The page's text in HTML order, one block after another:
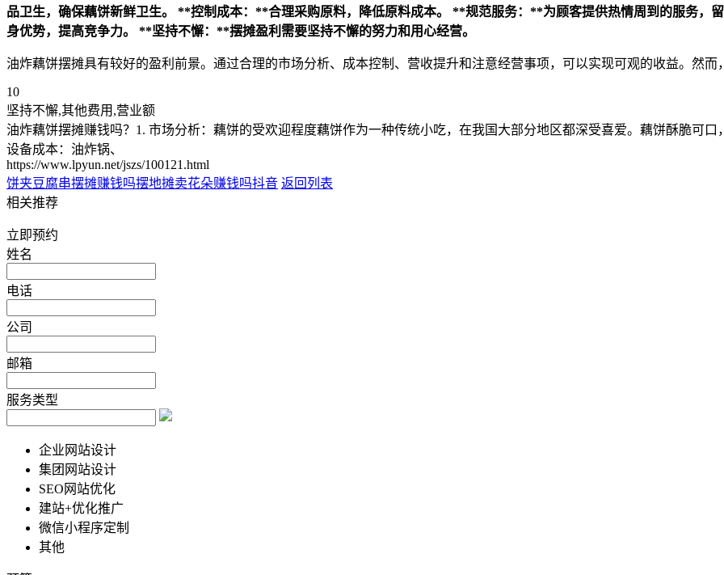
品卫生，确保藕饼新鲜卫生。
**控制成本：**合理采购原料，降低原料成本。
**规范服务：**为顾客提供热情周到的服务，
身优势，提高竞争力。
**坚持不懈：**摆摊盈利需要坚持不懈的努力和用心经营。
油炸藕饼摆摊具有较好的盈利前景。通过合理的市场分析、成本控制、营收提升和注意经营事项，可以实现可观的收益。然
10
坚持不懈,其他费用,营业额
油炸藕饼摆摊赚钱吗？1. 市场分析：藕饼的受欢迎程度藕饼作为一种传统小吃，在我国大部分地区都深受喜爱。藕饼酥脆可
设备成本：油炸锅、
https://www.lpyun.net/jszs/100121.html
饼夹豆腐串摆摊赚钱吗摆地摊卖花朵赚钱吗抖音 返回列表
相关推荐
立即预约
姓名
电话
公司
邮箱
服务类型
企业网站设计
集团网站设计
SEO网站优化
建站+优化推广
微信小程序定制
其他